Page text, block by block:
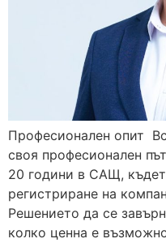
Професионален опит
своя професионален
20 години в САЩ,
регистриране на
Решението да се
колко ценна е